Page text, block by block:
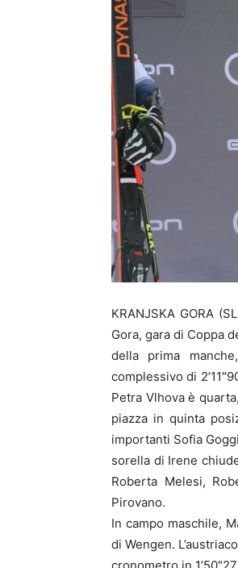
KRANJSKA GORA
Gora, gara di Coppa
della prima
complessivo di
Petra Vlhova è
piazza in quinta
importanti Sofia
sorella di Irene
Roberta Melesi,
Pirovano.
In campo maschile,
di Wengen.